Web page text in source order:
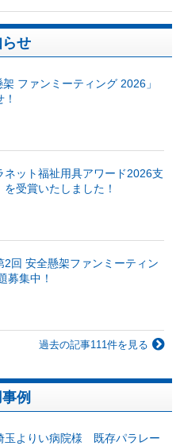
せ
ファンミーティング 2026」
ネット福祉用具アワード2026支
受賞いたしました！
2回 安全懸架ファンミーティン
募集中！
過去の記事111件を見る
例
玉よりい病院様 既存パラレー